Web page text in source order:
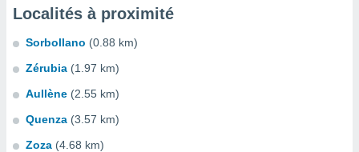
Localités à proximité
Sorbollano (0.88 km)
Zérubia (1.97 km)
Aullène (2.55 km)
Quenza (3.57 km)
Zoza (4.68 km)